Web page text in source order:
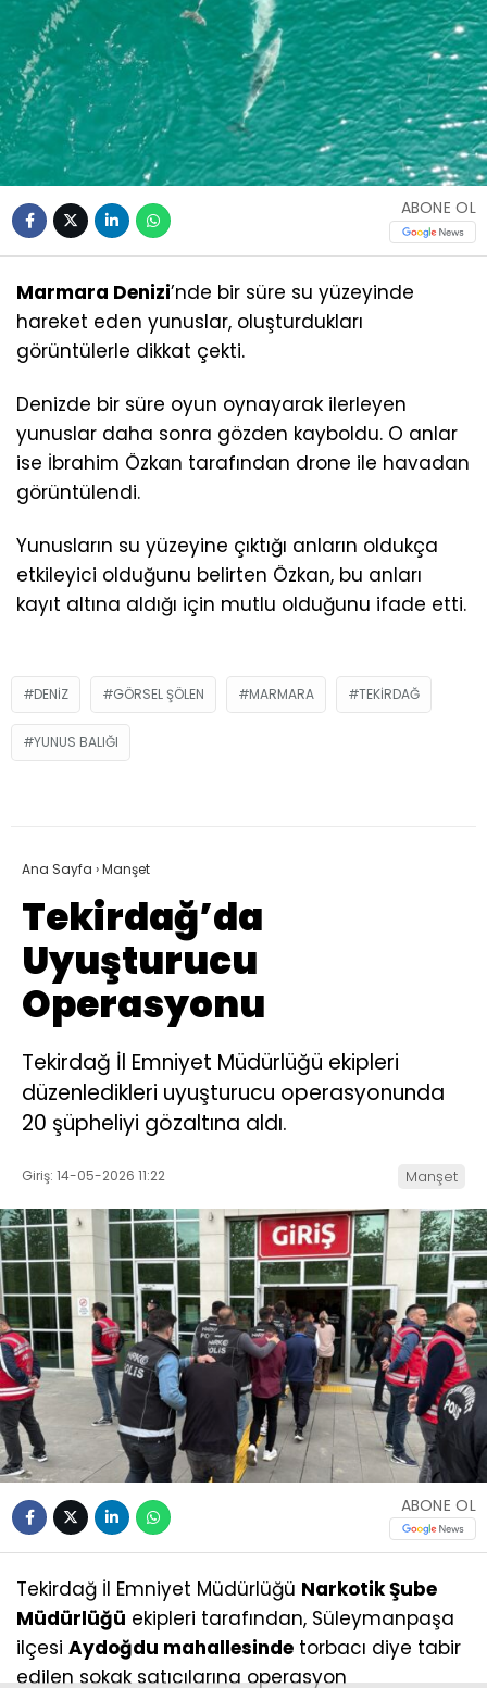
ABONE OL
Marmara Denizi’nde bir süre su yüzeyinde
hareket eden yunuslar, oluşturdukları
görüntülerle dikkat çekti.
Denizde bir süre oyun oynayarak ilerleyen
yunuslar daha sonra gözden kayboldu. O anlar
ise İbrahim Özkan tarafından drone ile havadan
görüntülendi.
Yunusların su yüzeyine çıktığı anların oldukça
etkileyici olduğunu belirten Özkan, bu anları
kayıt altına aldığı için mutlu olduğunu ifade etti.
DENIZ GÖRSEL ŞÖLEN MARMARA TEKIRDAĞ
YUNUS BALIĞI
Ana Sayfa ›Manşet
Tekirdağ’da
Uyuşturucu
Operasyonu
Tekirdağ İl Emniyet Müdürlüğü ekipleri
düzenledikleri uyuşturucu operasyonunda
20 şüpheliyi gözaltına aldı.
Giriş: 14-05-2026 11:22 Manşet
ABONE OL
Tekirdağ İl Emniyet Müdürlüğü Narkotik Şube
Müdürlüğü ekipleri tarafından, Süleymanpaşa
ilçesi Aydoğdu mahallesinde torbacı diye tabir
edilen sokak satıcılarına operasyon